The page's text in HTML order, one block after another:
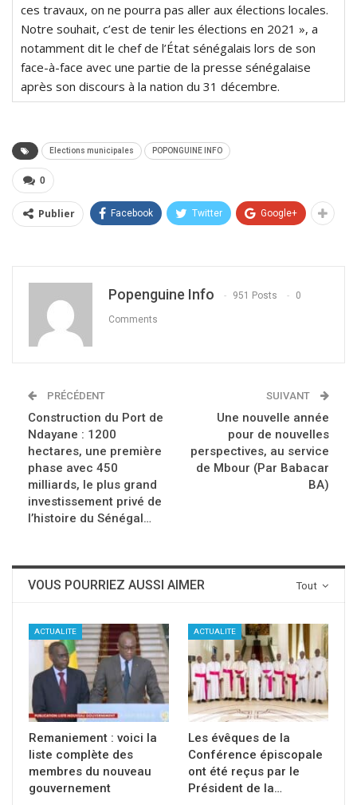
ces travaux, on ne pourra pas aller aux élections locales.
Notre souhait, c’est de tenir les élections en 2021 », a
notamment dit le chef de l’État sénégalais lors de son
face-à-face avec une partie de la presse sénégalaise
après son discours à la nation du 31 décembre.
Elections municipales POPONGUINE INFO
0
Publier Facebook Twitter Google+
Popenguine Info 951 Posts 0
Comments
PRÉCÉDENT
Construction du Port de
Ndayane : 1200
hectares, une première
phase avec 450
milliards, le plus grand
investissement privé de
l’histoire du Sénégal…
SUIVANT
Une nouvelle année
pour de nouvelles
perspectives, au service
de Mbour (Par Babacar
BA)
Tout
VOUS POURRIEZ AUSSI AIMER
ACTUALITE
Remaniement : voici la
liste complète des
membres du nouveau
gouvernement
ACTUALITE
Les évêques de la
Conférence épiscopale
ont été reçus par le
Président de la…